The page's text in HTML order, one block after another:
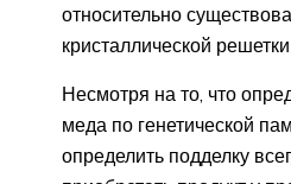
относительно
кристаллической
Несмотря на то, что
меда по генетической
определить подделку